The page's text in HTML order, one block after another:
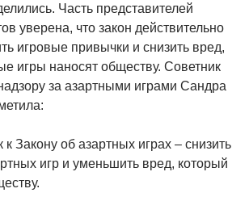
Часть представителей
уверена, что закон действительно
игровые привычки и снизить вред,
игры наносят обществу. Советник
за азартными играми Сандра
Закону об азартных играх – снизить
игр и уменьшить вред, который